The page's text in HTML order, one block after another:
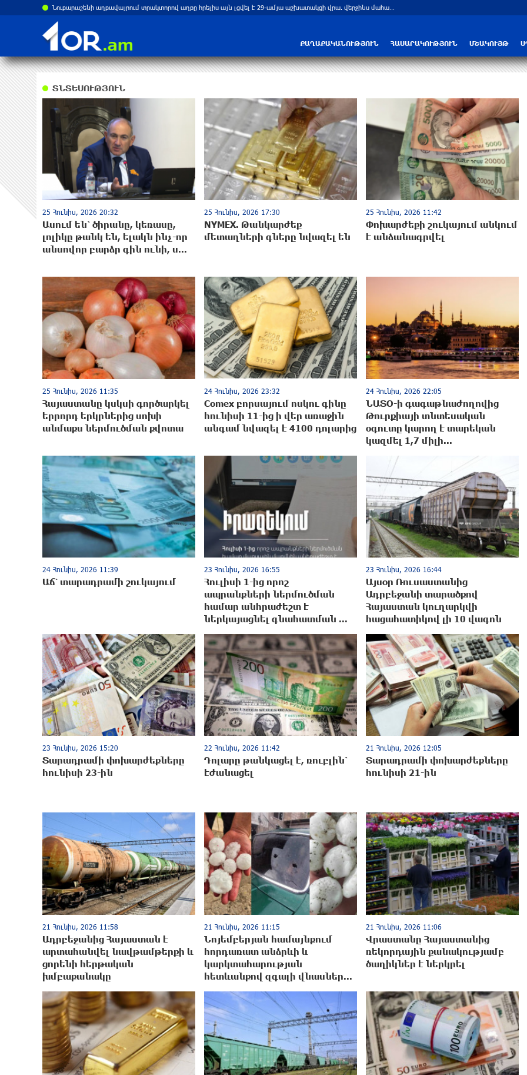
ՔԱՂԱՔԱԿԱՆՈՒԹՅՈՒՆ ՀԱՍԱՐԱԿՈՒԹՅՈՒՆ ՄՇԱԿՈՒՅԹ
ՏՆՏԵՍՈՒԹՅՈՒՆ
25 Հունիս, 2026 20:32
Ասում են՝ ծիրանը, կեռասը,
լոլիկը թանկ են, ելակն ինչ-որ
անսովոր բարձր գին ունի, ս...
25 Հունիս, 2026 17:30
NYMEX. Թանկարժեք
մետաղների գները նվազել են
25 Հունիս, 2026 11:42
Փոխարժեքի շուկայում անկում
է անձանագրվել
25 Հունիս, 2026 11:35
Հայաստանը կսկսի գործարկել
երրորդ երկրներից սոխի
անմաքս ներմուծման քվոտա
24 Հունիս, 2026 23:32
Comex բորսայում ոսկու գինը
հունիսի 11-ից ի վեր առաջին
անգամ նվազել է 4100 դոլարից
24 Հունիս, 2026 22:05
ՆԱՏՕ-ի գագաթնաժողովից
Թուրքիայի տնտեսական
օգուտը կարող է տարեկան
կազմել 1,7 միլի...
24 Հունիս, 2026 11:39
Աճ՝ տարադրամի շուկայում
23 Հունիս, 2026 16:55
Հուլիսի 1-ից որոշ
ապրանքների ներմուծման
համար անհրաժեշտ է
ներկայացնել գնահատման ...
23 Հունիս, 2026 16:44
Այսօր Ռուսաստանից
Ադրբեջանի տարածքով
Հայաստան կուղարկվի
հացահատիկով լի 10 վագոն
23 Հունիս, 2026 15:20
Տարադրամի փոխարժեքները
հունիսի 23-ին
22 Հունիս, 2026 11:42
Դոլարը թանկացել է, ռուբլին՝
էժանացել
21 Հունիս, 2026 12:05
Տարադրամի փոխարժեքները
հունիսի 21-ին
21 Հունիս, 2026 11:58
Ադրբեջանից Հայաստան է
արտահանվել նավթամթերքի և
ցորենի հերթական
խմբաքանակը
21 Հունիս, 2026 11:15
Նոյեմբերյան համայնքում
հորդառատ անձրևի և
կարկտահարության
հետևանքով զգալի վնասներ...
21 Հունիս, 2026 11:06
Վրաստանը Հայաստանից
ռեկորդային քանակությամբ
ծաղիկներ է ներկրել